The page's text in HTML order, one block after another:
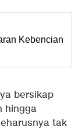
Kebencian
bersikap
hingga
tak